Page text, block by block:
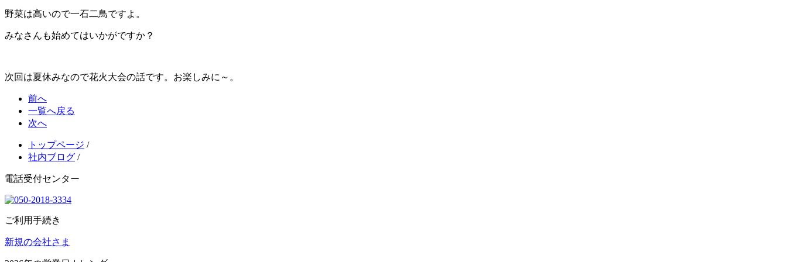
野菜は高いので一石二鳥ですよ。
みなさんも始めてはいかがですか？
次回は夏休みなので花火大会の話です。お楽しみに～。
前へ
一覧へ戻る
次へ
トップページ /
社内ブログ /
電話受付センター
ご利用手続き
新規の会社さま